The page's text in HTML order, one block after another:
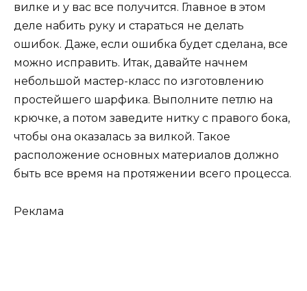
вилке и у вас все получится. Главное в этом
деле набить руку и стараться не делать
ошибок. Даже, если ошибка будет сделана, все
можно исправить. Итак, давайте начнем
небольшой мастер-класс по изготовлению
простейшего шарфика. Выполните петлю на
крючке, а потом заведите нитку с правого бока,
чтобы она оказалась за вилкой. Такое
расположение основных материалов должно
быть все время на протяжении всего процесса.
Реклама